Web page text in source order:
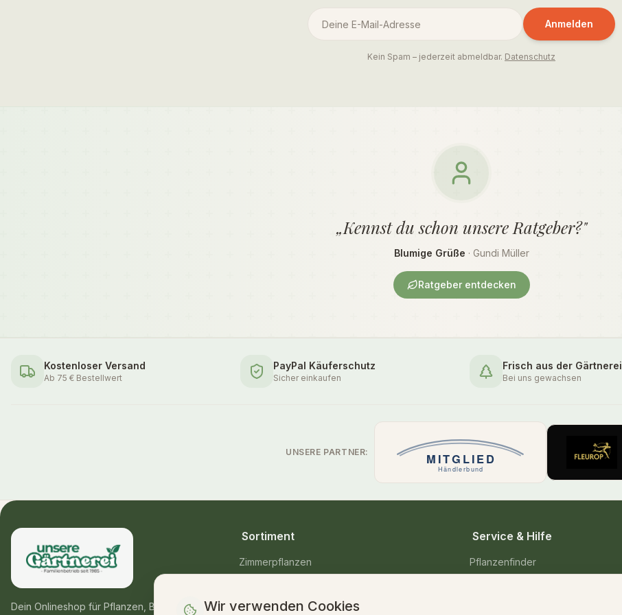
Anmelden
Kein Spam – jederzeit abmeldbar. Datenschutz
„Kennst du schon unsere Ratgeber?"
Blumige Grüße · Gundi Müller
Ratgeber entdecken
Kostenloser Versand
Ab 75 € Bestellwert
PayPal Käuferschutz
Sicher einkaufen
Frisch aus der Gärtnerei
Bei uns gewachsen
UNSERE PARTNER:
Dein Onlineshop für Pflanzen, Blumen &
Sortiment
Zimmerpflanzen
Blumensträuße
Service & Hilfe
Pflanzenfinder
Wir verwenden Cookies